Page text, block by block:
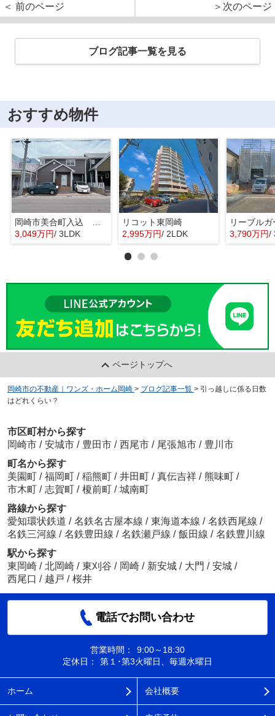
＜ 前のページ
＞次のページ
ブログ記事一覧を見る
おすすめ物件
3,049万円/ 3LDK
リコット東岡崎
2,995万円/ 2LDK 3,790万円/
ページトップへ
岡崎市の不動産｜ワンズ・ホーム岡崎 > ブログ記事一覧 > 引っ越しに係る日数
はどれくらい？
市区町村から探す
岡崎市 / 安城市 / 豊田市 / 西尾市 / 尾張旭市 / 豊川市
町名から探す
美園町 / 福岡町 / 稲熊町 / 井田町 / 真伝吉祥 / 熊味町 /
市木町 / 志賀町 / 榎前町 / 城南町
路線から探す
愛知環状鉄道 / 名鉄名古屋本線 / 東海道本線 / 名鉄西尾線 /
名鉄三河線 / 名鉄豊田線 / 名鉄瀬戸線 / 飯田線 / 名鉄豊川線
駅から探す
東岡崎 / 北岡崎 / 東刈谷 / 岡崎 / 新安城 / 大門 / 安城 /
西尾口 / 越戸 / 桜井
電話でお問い合わせ
営業時間：
9:00～18:30
定休日：
第１･第3火曜日、毎週水曜日
ホーム 会社概要